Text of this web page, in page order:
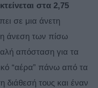
στα 2,75
σε μια άνετη
η άνεση των πίσω
απόσταση για τα
“αέρα” πάνω από τα
διάθεσή τους και έναν